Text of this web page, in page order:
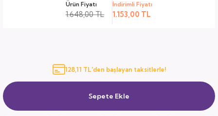
Ürün Fiyatı
1.648,00 TL
İndirimli Fiyatı
1.153,00 TL
128,11 TL'den başlayan taksitlerle!
Sepete Ekle